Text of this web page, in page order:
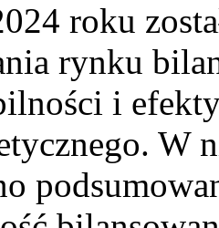
roku
rynku
i
W